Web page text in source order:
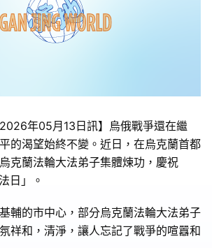
2026年05月13日訊】烏俄戰爭還在繼
的渴望始終不變。近日，在烏克蘭首都
克蘭法輪大法弟子集體煉功，慶祝
日」。
輔的市中心，部分烏克蘭法輪大法弟子
祥和，清淨，讓人忘記了戰爭的喧囂和